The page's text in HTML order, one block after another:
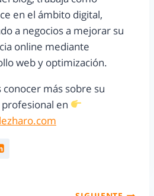
en el ámbito digital,
a negocios a mejorar su
online mediante
web y optimización.
conocer más sobre su
en